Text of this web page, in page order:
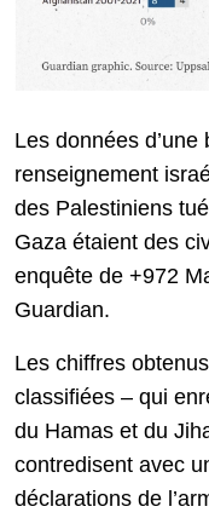
Les données
renseignement
des Palestiniens
Gaza étaient des
enquête de +972
Guardian.
Les chiffres
classifiées – qui
du Hamas et du
contredisent avec
déclarations de